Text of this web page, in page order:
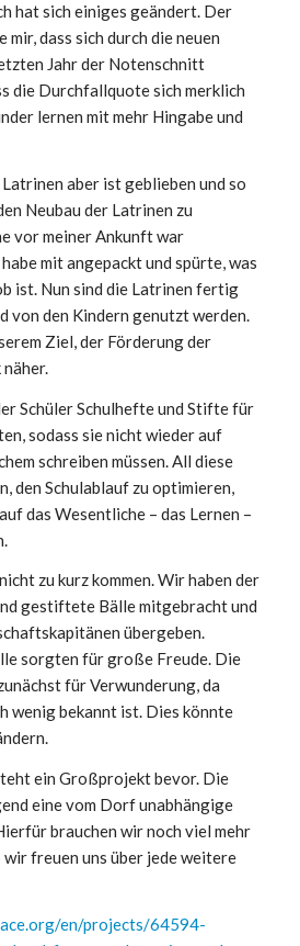
hat sich einiges geändert. Der
dass sich durch die neuen
Jahr der Notenschnitt
die Durchfallquote sich merklich
lernen mit mehr Hingabe und
aber ist geblieben und so
Neubau der Latrinen zu
vor meiner Ankunft war
mit angepackt und spürte, was
ist. Nun sind die Latrinen fertig
von den Kindern genutzt werden.
Ziel, der Förderung der
Schüler Schulhefte und Stifte für
sodass sie nicht wieder auf
schreiben müssen. All diese
den Schulablauf zu optimieren,
das Wesentliche – das Lernen –
zu kurz kommen. Wir haben der
gestiftete Bälle mitgebracht und
übergeben.
sorgten für große Freude. Die
für Verwunderung, da
wenig bekannt ist. Dies könnte
ein Großprojekt bevor. Die
eine vom Dorf unabhängige
brauchen wir noch viel mehr
freuen uns über jede weitere
en/projects/64594-